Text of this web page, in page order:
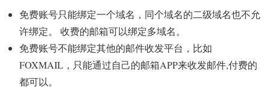
免费账号只能绑定一个域名，同个域名的二级域名也不允
许绑定。 收费的邮箱可以绑定多域名。
免费账号不能绑定其他的邮件收发平台，比如
FOXMAIL，只能通过自己的邮箱APP来收发邮件,付费的
都可以。